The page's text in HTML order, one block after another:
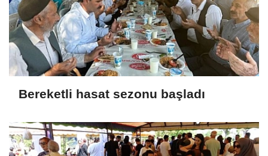
Bereketli hasat sezonu başladı